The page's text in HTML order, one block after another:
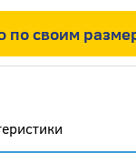
по своим